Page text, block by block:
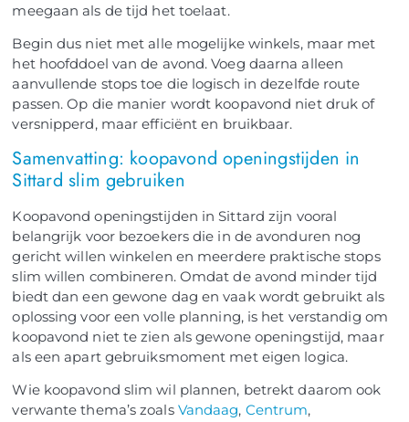
meegaan als de tijd het toelaat.
Begin dus niet met alle mogelijke winkels, maar met
het hoofddoel van de avond. Voeg daarna alleen
aanvullende stops toe die logisch in dezelfde route
passen. Op die manier wordt koopavond niet druk of
versnipperd, maar efficiënt en bruikbaar.
Samenvatting: koopavond openingstijden in
Sittard slim gebruiken
Koopavond openingstijden in Sittard zijn vooral
belangrijk voor bezoekers die in de avonduren nog
gericht willen winkelen en meerdere praktische stops
slim willen combineren. Omdat de avond minder tijd
biedt dan een gewone dag en vaak wordt gebruikt als
oplossing voor een volle planning, is het verstandig om
koopavond niet te zien als gewone openingstijd, maar
als een apart gebruiksmoment met eigen logica.
Wie koopavond slim wil plannen, betrekt daarom ook
verwante thema’s zoals Vandaag, Centrum,